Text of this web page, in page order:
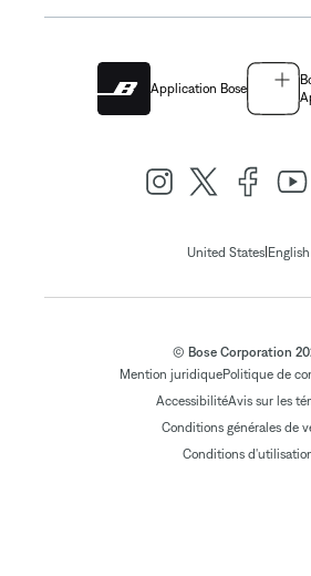
Application Bose
United States| English
© Bose Corporation
Mention juridiquePolitique de
AccessibilitéAvis sur les
Conditions générales de
Conditions